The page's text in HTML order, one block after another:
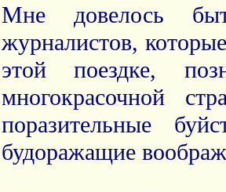
Мне довелось
журналистов,
этой поездке,
многокрасочной
поразительные
будоражащие